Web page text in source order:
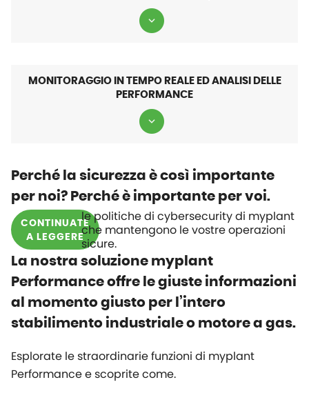
MONITORAGGIO IN TEMPO REALE ED ANALISI DELLE
PERFORMANCE
Perché la sicurezza è così importante
per noi? Perché è importante per voi.
CONTINUATE
A LEGGERE
le politiche di cybersecurity di myplant
che mantengono le vostre operazioni
sicure.
La nostra soluzione myplant
Performance offre le giuste informazioni
al momento giusto per l’intero
stabilimento industriale o motore a gas.
Esplorate le straordinarie funzioni di myplant
Performance e scoprite come.